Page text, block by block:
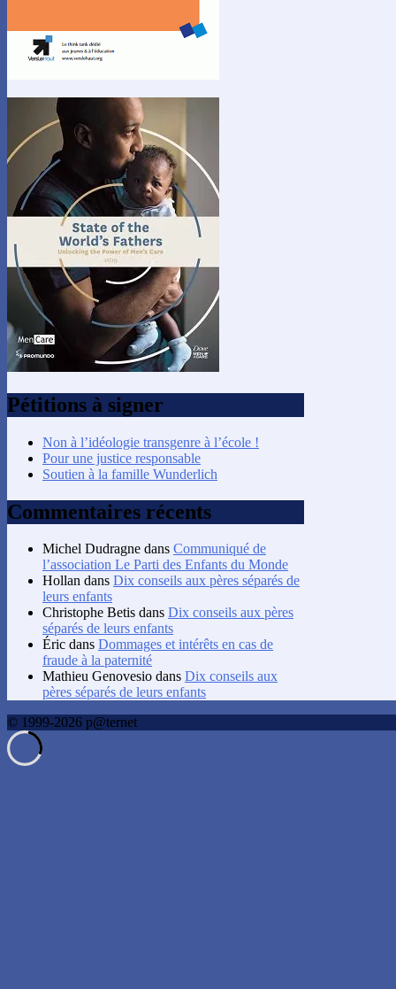
Pétitions à signer
Non à l’idéologie transgenre à l’école !
Pour une justice responsable
Soutien à la famille Wunderlich
Commentaires récents
Michel Dudragne dans Communiqué de
l’association Le Parti des Enfants du Monde
Hollan dans Dix conseils aux pères séparés de
leurs enfants
Christophe Betis dans Dix conseils aux pères
séparés de leurs enfants
Éric dans Dommages et intérêts en cas de
fraude à la paternité
Mathieu Genovesio dans Dix conseils aux
pères séparés de leurs enfants
© 1999-2026 p@ternet